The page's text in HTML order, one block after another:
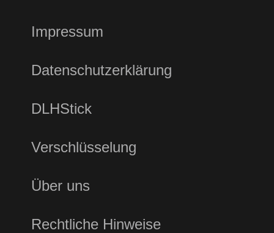
Impressum
Datenschutzerklärung
DLHStick
Verschlüsselung
Über uns
Rechtliche Hinweise